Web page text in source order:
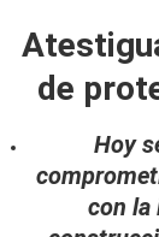
de
Hoy
con la